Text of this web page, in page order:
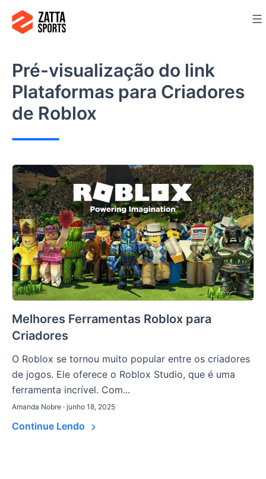
para
conteúdo
Pré-visualização do link
Plataformas para Criadores
de Roblox
Melhores Ferramentas Roblox para
Criadores
O Roblox se tornou muito popular entre os criadores
de jogos. Ele oferece o Roblox Studio, que é uma
ferramenta incrível. Com...
Amanda Nobre · junho 18, 2025
Continue Lendo